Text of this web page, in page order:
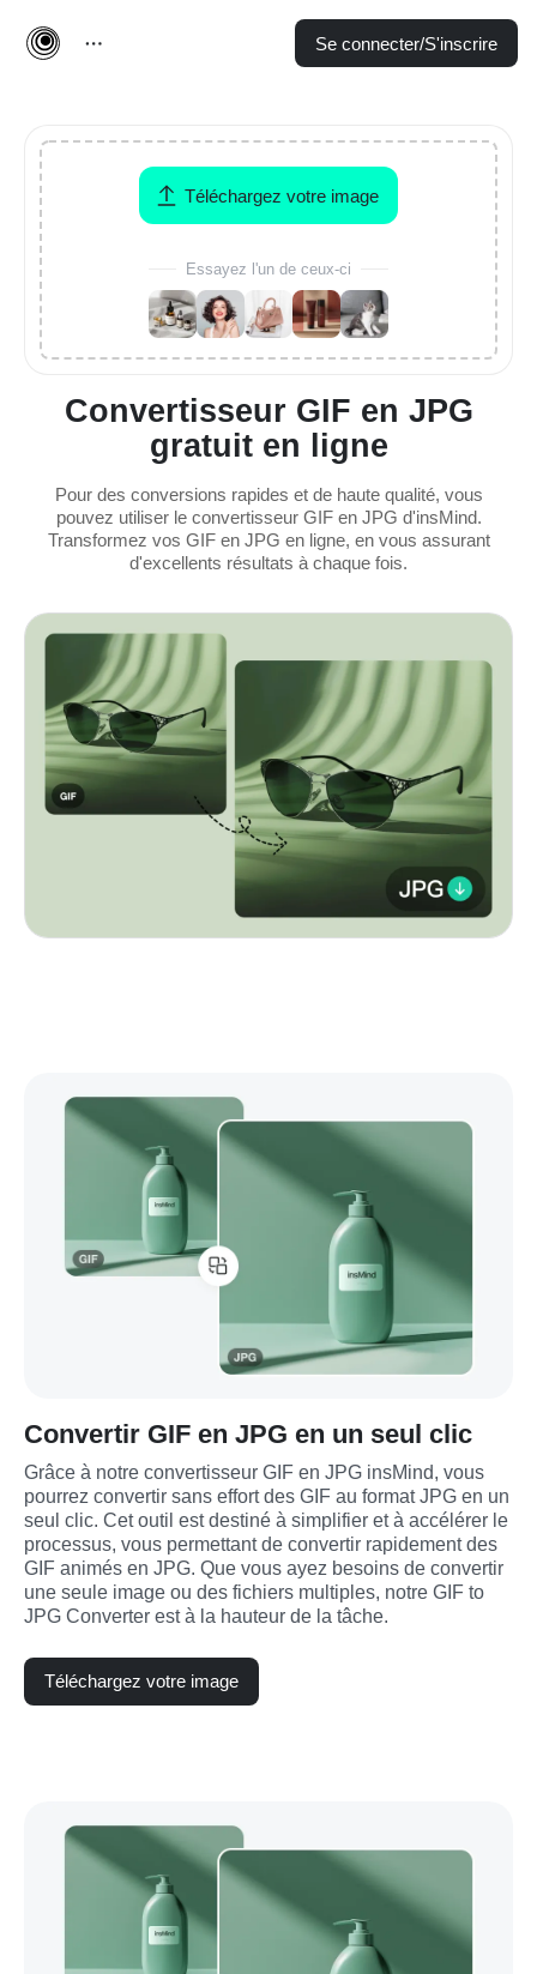
Se connecter/S'inscrire
Convertisseur GIF en JPG
gratuit en ligne
Pour des conversions rapides et de haute qualité, vous
pouvez utiliser le convertisseur GIF en JPG d'insMind.
Transformez vos GIF en JPG en ligne, en vous assurant
d'excellents résultats à chaque fois.
Téléchargez votre image
Essayez l'un de ceux-ci
Convertir GIF en JPG en un seul clic
Grâce à notre convertisseur GIF en JPG insMind, vous
pourrez convertir sans effort des GIF au format JPG en un
seul clic. Cet outil est destiné à simplifier et à accélérer le
processus, vous permettant de convertir rapidement des
GIF animés en JPG. Que vous ayez besoins de convertir
une seule image ou des fichiers multiples, notre GIF to
JPG Converter est à la hauteur de la tâche.
Téléchargez votre image